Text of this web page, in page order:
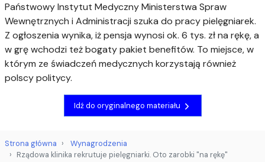
Państwowy Instytut Medyczny Ministerstwa Spraw
Wewnętrznych i Administracji szuka do pracy pielęgniarek.
Z ogłoszenia wynika, iż pensja wynosi ok. 6 tys. zł na rękę, a
w grę wchodzi też bogaty pakiet benefitów. To miejsce, w
którym ze świadczeń medycznych korzystają również
polscy politycy.
Idź do oryginalnego materiału
Strona główna
Wynagrodzenia
Rządowa klinika rekrutuje pielęgniarki. Oto zarobki "na rękę"